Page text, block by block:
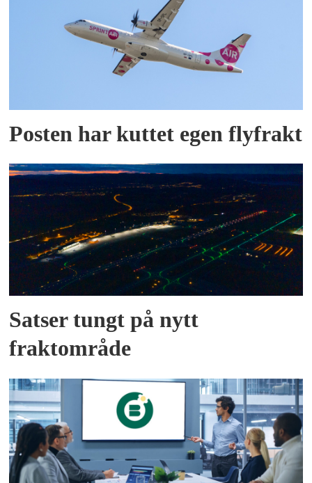
Posten har kuttet egen flyfrakt
Satser tungt på nytt
fraktområde